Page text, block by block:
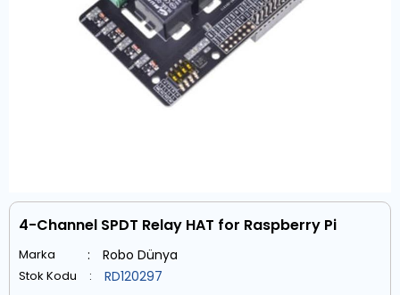
4-Channel SPDT Relay HAT for Raspberry Pi
Marka : Robo Dünya
Stok Kodu RD120297